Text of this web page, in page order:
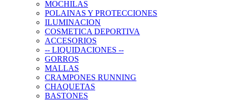
MOCHILAS
POLAINAS Y PROTECCIONES
ILUMINACION
COSMETICA DEPORTIVA
ACCESORIOS
-- LIQUIDACIONES --
GORROS
MALLAS
CRAMPONES RUNNING
CHAQUETAS
BASTONES